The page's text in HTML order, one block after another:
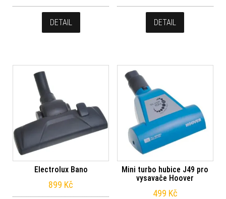
DETAIL DETAIL
Electrolux Bano
899 Kč
Mini turbo hubice J49 pro
vysavače Hoover
499 Kč